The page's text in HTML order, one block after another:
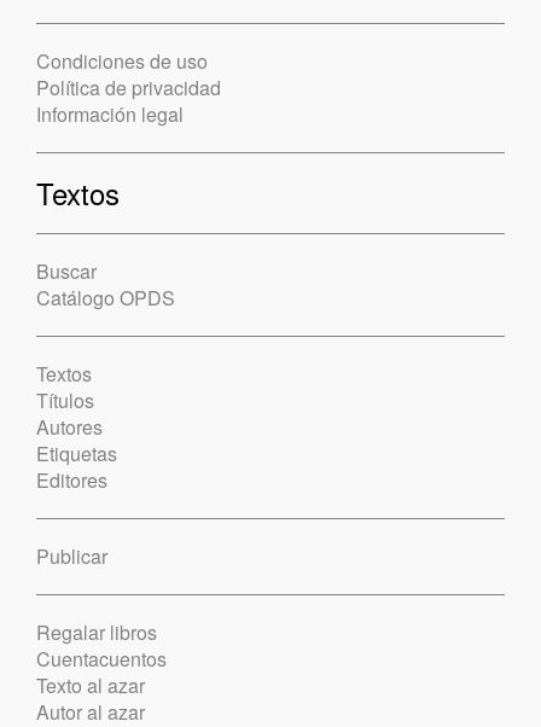
Condiciones de uso
Política de privacidad
Información legal
Textos
Buscar
Catálogo OPDS
Textos
Títulos
Autores
Etiquetas
Editores
Publicar
Regalar libros
Cuentacuentos
Texto al azar
Autor al azar